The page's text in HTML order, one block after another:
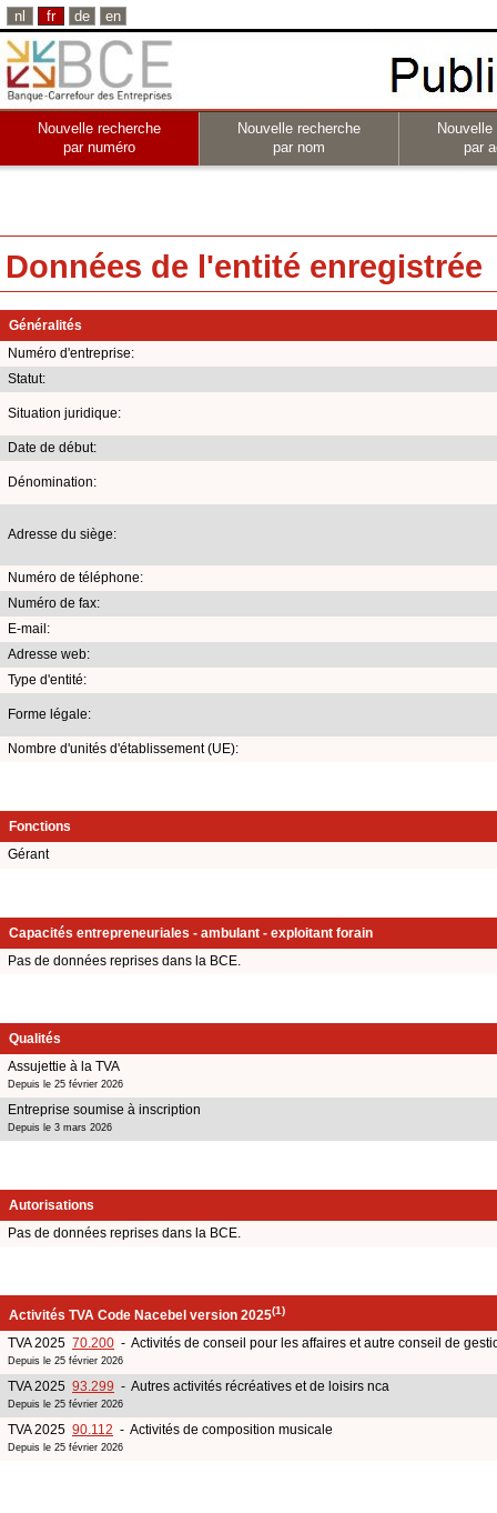
nl fr de en
Nouvelle recherche
par numéro
Nouvelle recherche
par nom
par
Données de l'entité enregistrée
Généralités
Numéro d'entreprise:
Statut:
Situation juridique:
Date de début:
Dénomination:
Adresse du siège:
Numéro de téléphone:
Numéro de fax:
E-mail:
Adresse web:
Type d'entité:
Forme légale:
Nombre d'unités d'établissement (UE):
Fonctions
Gérant
Capacités entrepreneuriales - ambulant - exploitant forain
Pas de données reprises dans la BCE.
Qualités
Assujettie à la TVA
Depuis le 25 février 2026
Entreprise soumise à inscription
Depuis le 3 mars 2026
Autorisations
Pas de données reprises dans la BCE.
Activités TVA Code Nacebel version 2025(1)
TVA 2025 70.200 - Activités de conseil pour les affaires et autre conseil de
Depuis le 25 février 2026
TVA 2025 93.299 - Autres activités récréatives et de loisirs nca
Depuis le 25 février 2026
TVA 2025 90.112 - Activités de composition musicale
Depuis le 25 février 2026